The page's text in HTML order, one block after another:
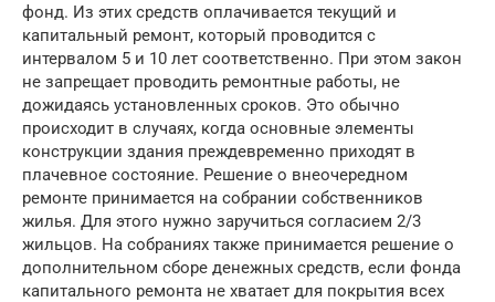
фонд. Из этих средств оплачивается текущий и
капитальный ремонт, который проводится с
интервалом 5 и 10 лет соответственно. При этом закон
не запрещает проводить ремонтные работы, не
дожидаясь установленных сроков. Это обычно
происходит в случаях, когда основные элементы
конструкции здания преждевременно приходят в
плачевное состояние. Решение о внеочередном
ремонте принимается на собрании собственников
жилья. Для этого нужно заручиться согласием 2/3
жильцов. На собраниях также принимается решение о
дополнительном сборе денежных средств, если фонда
капитального ремонта не хватает для покрытия всех